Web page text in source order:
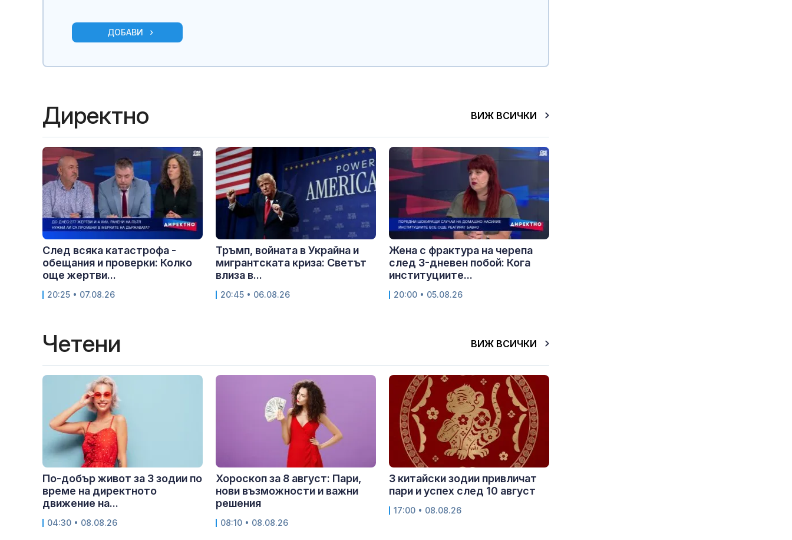
ДОБАВИ
Директно ВИЖ ВСИЧКИ
След всяка катастрофа -
обещания и проверки: Колко
още жертви...
20:25 • 07.08.26
Тръмп, войната в Украйна и
мигрантската криза: Светът
влиза в...
20:45 • 06.08.26
Жена с фрактура на черепа
след 3-дневен побой: Кога
институциите...
20:00 • 05.08.26
Четени ВИЖ ВСИЧКИ
По-добър живот за 3 зодии по
време на директното
движение на...
04:30 • 08.08.26
Хороскоп за 8 август: Пари,
нови възможности и важни
решения
08:10 • 08.08.26
3 китайски зодии привличат
пари и успех след 10 август
17:00 • 08.08.26